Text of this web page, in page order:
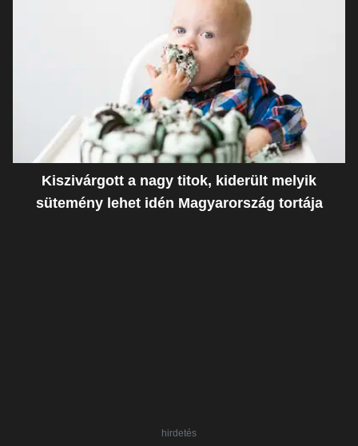
Kiszivárgott a nagy titok, kiderült melyik
sütemény lehet idén Magyarország tortája
hirdetés